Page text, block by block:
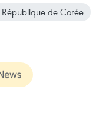
République de Corée